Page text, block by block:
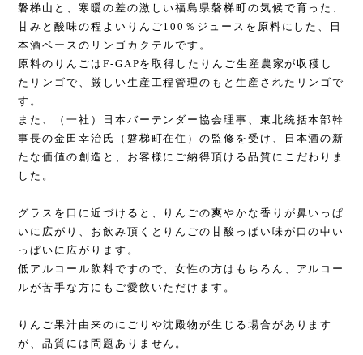
磐梯山と、寒暖の差の激しい福島県磐梯町の気候で育った、
甘みと酸味の程よいりんご100％ジュースを原料にした、日
本酒ベースのリンゴカクテルです。
原料のりんごはF-GAPを取得したりんご生産農家が収穫し
たリンゴで、厳しい生産工程管理のもと生産されたリンゴで
す。
また、（一社）日本バーテンダー協会理事、東北統括本部幹
事長の金田幸治氏（磐梯町在住）の監修を受け、日本酒の新
たな価値の創造と、お客様にご納得頂ける品質にこだわりま
した。
グラスを口に近づけると、りんごの爽やかな香りが鼻いっぱ
いに広がり、お飲み頂くとりんごの甘酸っぱい味が口の中い
っぱいに広がります。
低アルコール飲料ですので、女性の方はもちろん、アルコー
ルが苦手な方にもご愛飲いただけます。
りんご果汁由来のにごりや沈殿物が生じる場合があります
が、品質には問題ありません。